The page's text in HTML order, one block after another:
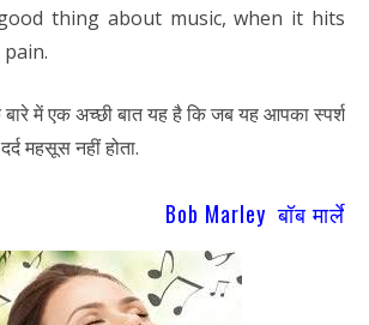
thing about music, when it hits
में एक अच्छी बात यह है कि जब यह आपका स्पर्श
महसूस नहीं होता.
Bob Marley बॉब मार्ले